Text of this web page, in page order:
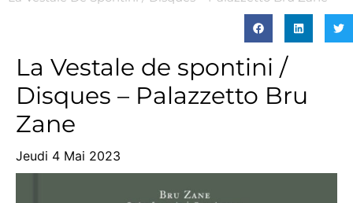
La Vestale de spontini /
Disques – Palazzetto Bru
Zane
Jeudi 4 Mai 2023